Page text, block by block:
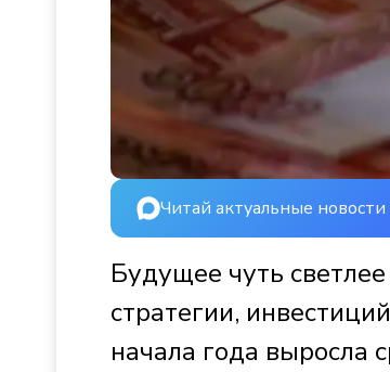
Читай актуальные
Будущее чуть
стратегии,
начала года выросла